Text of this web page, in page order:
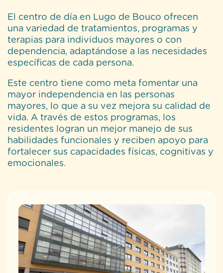
El centro de día en Lugo de Bouco ofrecen
una variedad de tratamientos, programas y
terapias para individuos mayores o con
dependencia, adaptándose a las necesidades
específicas de cada persona.
Este centro tiene como meta fomentar una
mayor independencia en las personas
mayores, lo que a su vez mejora su calidad de
vida. A través de estos programas, los
residentes logran un mejor manejo de sus
habilidades funcionales y reciben apoyo para
fortalecer sus capacidades físicas, cognitivas y
emocionales.